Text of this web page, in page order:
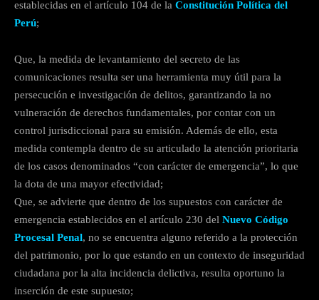
establecidas en el artículo 104 de la Constitución Política del
Perú;
Que, la medida de levantamiento del secreto de las
comunicaciones resulta ser una herramienta muy útil para la
persecución e investigación de delitos, garantizando la no
vulneración de derechos fundamentales, por contar con un
control jurisdiccional para su emisión. Además de ello, esta
medida contempla dentro de su articulado la atención prioritaria
de los casos denominados “con carácter de emergencia”, lo que
la dota de una mayor efectividad;
Que, se advierte que dentro de los supuestos con carácter de
emergencia establecidos en el artículo 230 del Nuevo Código
Procesal Penal, no se encuentra alguno referido a la protección
del patrimonio, por lo que estando en un contexto de inseguridad
ciudadana por la alta incidencia delictiva, resulta oportuno la
inserción de este supuesto;